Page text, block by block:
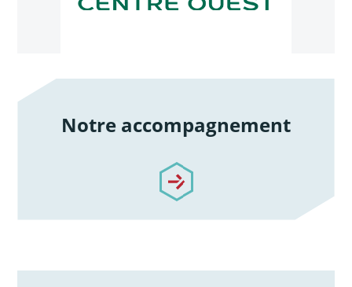
Notre accompagnement
/notre-accompagnement